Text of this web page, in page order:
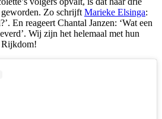
Zo schrijftMarieke Elsinga:
En reageert Chantal Janzen: ‘Wat een
Wij zijn het helemaal met hun
Rijkdom!